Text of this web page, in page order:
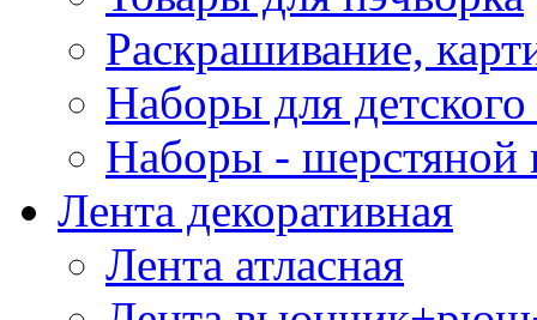
Раскрашивание,
Наборы для
Наборы - шерстяной
Лента декоративная
Лента атласная